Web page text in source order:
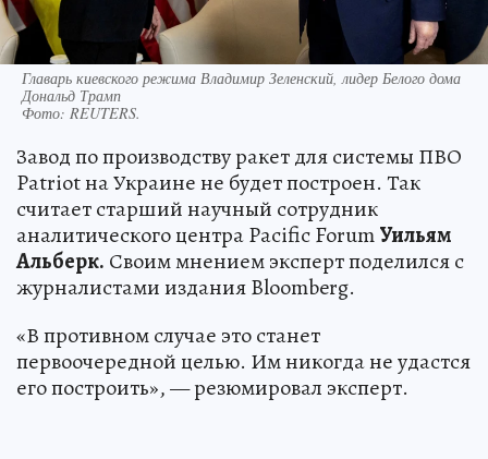
Главарь киевского режима Владимир Зеленский, лидер Белого дома
Дональд Трамп
Фото: REUTERS.
Завод по производству ракет для системы ПВО
Patriot на Украине не будет построен. Так
считает старший научный сотрудник
аналитического центра Pacific ForumУильям
Альберк. Своим мнением эксперт поделился с
журналистами издания Bloomberg.
«В противном случае это станет
первоочередной целью. Им никогда не удастся
его построить», — резюмировал эксперт.